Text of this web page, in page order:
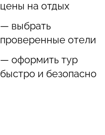
цены на отдых
— выбрать
проверенные отели
— оформить тур
быстро и безопасно